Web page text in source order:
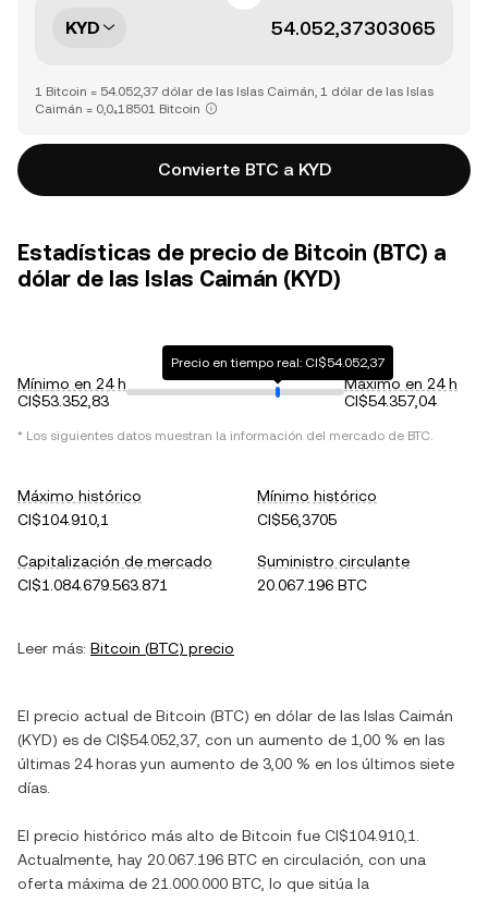
KYD
1 Bitcoin = 54.052,37 dólar de las Islas Caimán, 1 dólar de las Islas
Caimán = 0,0₄18501 Bitcoin
Convierte BTC a KYD
Estadísticas de precio de Bitcoin (BTC) a
dólar de las Islas Caimán (KYD)
Mínimo en 24 h
CI$53.352,83
Precio en tiempo real: CI$54.052,37
Máximo en 24 h
CI$54.357,04
* Los siguientes datos muestran la información del mercado de BTC.
Máximo histórico
CI$104.910,1
Mínimo histórico
CI$56,3705
Capitalización de mercado
CI$1.084.679.563.871
Suministro circulante
20.067.196 BTC
Leer más: Bitcoin (BTC) precio
El precio actual de Bitcoin (BTC) en dólar de las Islas Caimán
(KYD) es de CI$54.052,37 , con un aumento de 1,00 % en las
últimas 24 horas yun aumento de 3,00 % en los últimos siete
días.
El precio histórico más alto de Bitcoin fue CI$104.910,1
Actualmente, hay 20.067.196 BTC en circulación, con una
oferta máxima de 21.000.000 BTC , lo que sitúa la